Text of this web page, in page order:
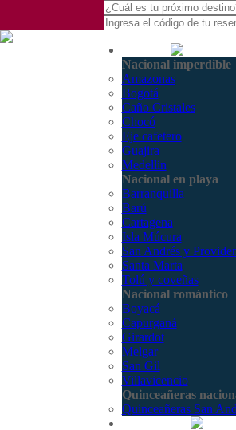
Nacional imperdible
Amazonas
Bogotá
Caño Cristales
Chocó
Eje cafetero
Guajira
Medellín
Nacional en playa
Barranquilla
Barú
Cartagena
Isla Múcura
San Andrés y
Santa Marta
Tolú y coveñas
Nacional romántico
Boyacá
Capurganá
Girardot
Melgar
San Gil
Villavicencio
Quinceañeras
Quinceañeras San